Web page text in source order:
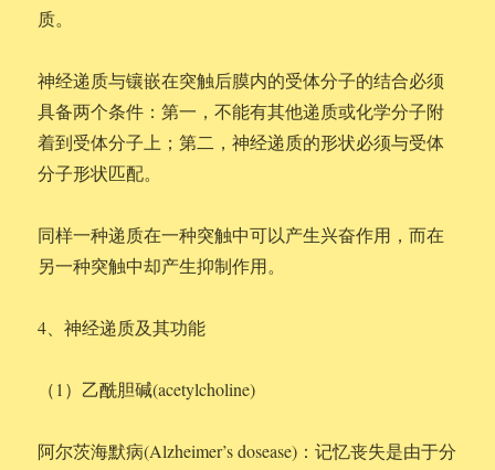
质。
神经递质与镶嵌在突触后膜内的受体分子的结合必须
具备两个条件：第一，不能有其他递质或化学分子附
着到受体分子上；第二，神经递质的形状必须与受体
分子形状匹配。
同样一种递质在一种突触中可以产生兴奋作用，而在
另一种突触中却产生抑制作用。
4、神经递质及其功能
（1）乙酰胆碱(acetylcholine)
阿尔茨海默病(Alzheimer’s dosease)：记忆丧失是由于分